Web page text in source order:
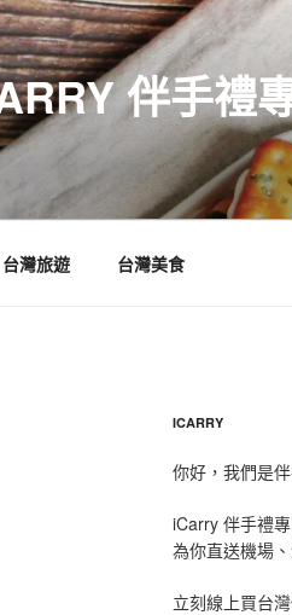
伴手禮
台灣旅遊 台灣美食
ICARRY
你好，我們是
iCarry 伴手禮
為你直送機場
立刻線上買台灣